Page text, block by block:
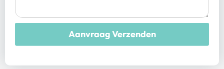
Aanvraag Verzenden